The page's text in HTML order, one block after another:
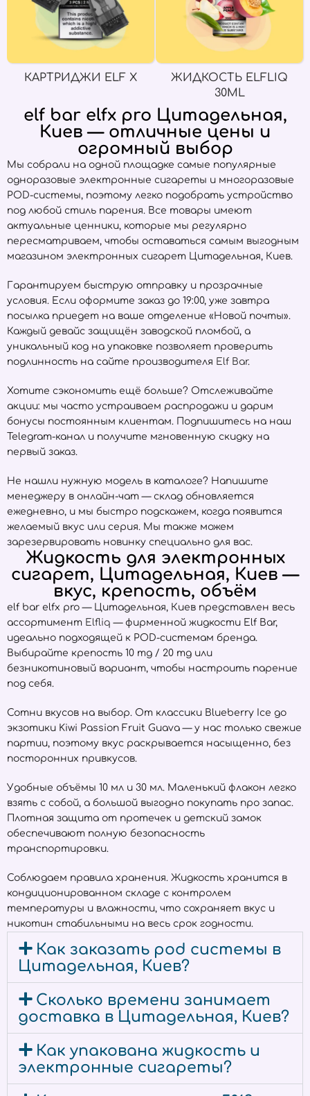
КАРТРИДЖИ ELF X
ЖИДКОСТЬ ELFLIQ
30ML
elf bar elfx pro Цитадельная,
Киев — отличные цены и
огромный выбор
Мы собрали на одной площадке самые популярные
одноразовые электронные сигареты и многоразовые
POD-системы, поэтому легко подобрать устройство
под любой стиль парения. Все товары имеют
актуальные ценники, которые мы регулярно
пересматриваем, чтобы оставаться самым выгодным
магазином электронных сигарет Цитадельная, Киев.
Гарантируем быструю отправку и прозрачные
условия. Если оформите заказ до 19:00, уже завтра
посылка приедет на ваше отделение «Новой почты».
Каждый девайс защищён заводской пломбой, а
уникальный код на упаковке позволяет проверить
подлинность на сайте производителя Elf Bar.
Хотите сэкономить ещё больше? Отслеживайте
акции: мы часто устраиваем распродажи и дарим
бонусы постоянным клиентам. Подпишитесь на наш
Telegram-канал и получите мгновенную скидку на
первый заказ.
Не нашли нужную модель в каталоге? Напишите
менеджеру в онлайн-чат — склад обновляется
ежедневно, и мы быстро подскажем, когда появится
желаемый вкус или серия. Мы также можем
зарезервировать новинку специально для вас.
Жидкость для электронных
сигарет, Цитадельная, Киев —
вкус, крепость, объём
elf bar elfx pro — Цитадельная, Киев представлен весь
ассортимент Elfliq — фирменной жидкости Elf Bar,
идеально подходящей к POD-системам бренда.
Выбирайте крепость 10 mg / 20 mg или
безникотиновый вариант, чтобы настроить парение
под себя.
Сотни вкусов на выбор. От классики Blueberry Ice до
экзотики Kiwi Passion Fruit Guava — у нас только свежие
партии, поэтому вкус раскрывается насыщенно, без
посторонних привкусов.
Удобные объёмы 10 мл и 30 мл. Маленький флакон легко
взять с собой, а большой выгодно покупать про запас.
Плотная защита от протечек и детский замок
обеспечивают полную безопасность
транспортировки.
Соблюдаем правила хранения. Жидкость хранится в
кондиционированном складе с контролем
температуры и влажности, что сохраняет вкус и
никотин стабильными на весь срок годности.
Как заказать pod системы в
Цитадельная, Киев?
Сколько времени занимает
доставка в Цитадельная, Киев?
Как упакована жидкость и
электронные сигареты?